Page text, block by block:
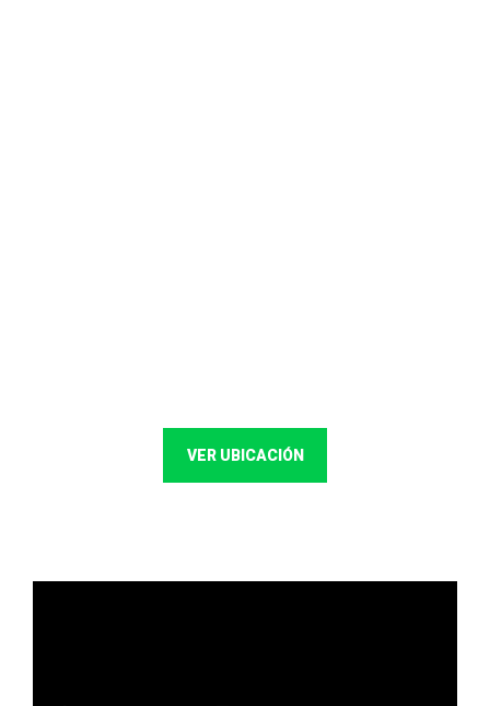
VER UBICACIÓN